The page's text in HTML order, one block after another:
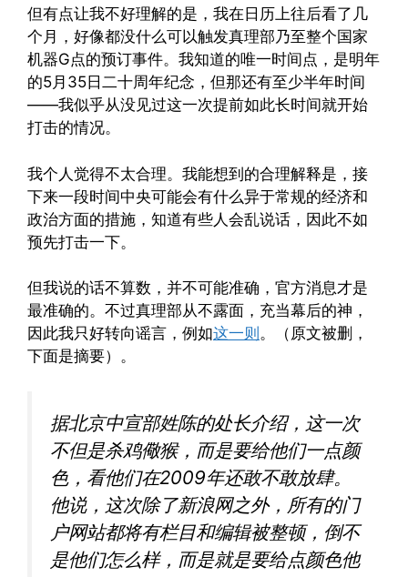
但有点让我不好理解的是，我在日历上往后看了几
个月，好像都没什么可以触发真理部乃至整个国家
机器G点的预订事件。我知道的唯一时间点，是明年
的5月35日二十周年纪念，但那还有至少半年时间
——我似乎从没见过这一次提前如此长时间就开始
打击的情况。
我个人觉得不太合理。我能想到的合理解释是，接
下来一段时间中央可能会有什么异于常规的经济和
政治方面的措施，知道有些人会乱说话，因此不如
预先打击一下。
但我说的话不算数，并不可能准确，官方消息才是
最准确的。不过真理部从不露面，充当幕后的神，
因此我只好转向谣言，例如这一则 。（原文被删，
下面是摘要）。
据北京中宣部姓陈的处长介绍，这一次
不但是杀鸡儆猴，而是要给他们一点颜
色，看他们在2009年还敢不敢放肆。
他说，这次除了新浪网之外，所有的门
户网站都将有栏目和编辑被整顿，倒不
是他们怎么样，而是就是要给点颜色他